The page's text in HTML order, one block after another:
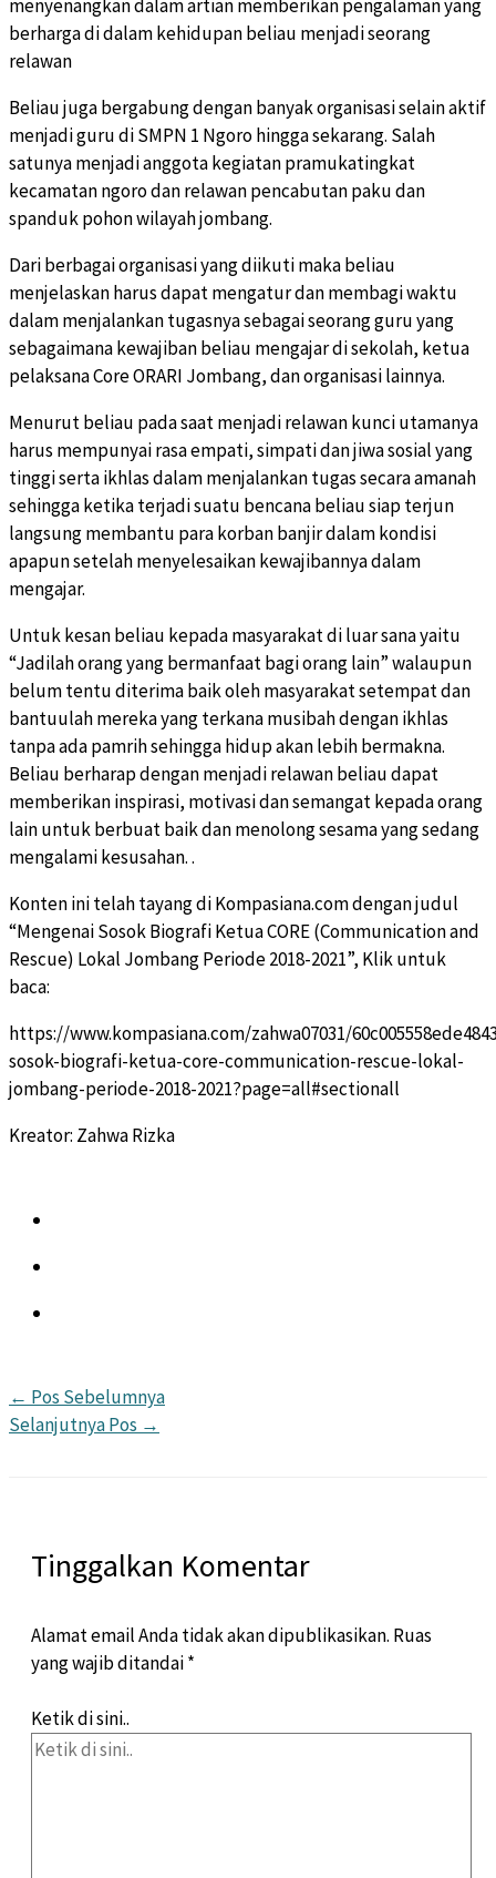
menyenangkan dalam artian memberikan pengalaman yang
berharga di dalam kehidupan beliau menjadi seorang
relawan
Beliau juga bergabung dengan banyak organisasi selain aktif
menjadi guru di SMPN 1 Ngoro hingga sekarang. Salah
satunya menjadi anggota kegiatan pramukatingkat
kecamatan ngoro dan relawan pencabutan paku dan
spanduk pohon wilayah jombang.
Dari berbagai organisasi yang diikuti maka beliau
menjelaskan harus dapat mengatur dan membagi waktu
dalam menjalankan tugasnya sebagai seorang guru yang
sebagaimana kewajiban beliau mengajar di sekolah, ketua
pelaksana Core ORARI Jombang, dan organisasi lainnya.
Menurut beliau pada saat menjadi relawan kunci utamanya
harus mempunyai rasa empati, simpati dan jiwa sosial yang
tinggi serta ikhlas dalam menjalankan tugas secara amanah
sehingga ketika terjadi suatu bencana beliau siap terjun
langsung membantu para korban banjir dalam kondisi
apapun setelah menyelesaikan kewajibannya dalam
mengajar.
Untuk kesan beliau kepada masyarakat di luar sana yaitu
“Jadilah orang yang bermanfaat bagi orang lain” walaupun
belum tentu diterima baik oleh masyarakat setempat dan
bantuulah mereka yang terkana musibah dengan ikhlas
tanpa ada pamrih sehingga hidup akan lebih bermakna.
Beliau berharap dengan menjadi relawan beliau dapat
memberikan inspirasi, motivasi dan semangat kepada orang
lain untuk berbuat baik dan menolong sesama yang sedang
mengalami kesusahan. .
Konten ini telah tayang di Kompasiana.com dengan judul
“Mengenai Sosok Biografi Ketua CORE (Communication and
Rescue) Lokal Jombang Periode 2018-2021”, Klik untuk
baca:
https://www.kompasiana.com/zahwa07031/
sosok-biografi-ketua-core-communication-rescue-lokal-
jombang-periode-2018-2021?page=all#sectionall
Kreator: Zahwa Rizka
← Pos Sebelumnya
Selanjutnya Pos →
Tinggalkan Komentar
Alamat email Anda tidak akan dipublikasikan. Ruas
yang wajib ditandai*
Ketik di sini..